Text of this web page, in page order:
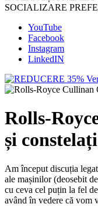
SOCIALIZARE
YouTube
Facebook
Instagram
LinkedIN
Rolls-
și
Am început discuția
ale mașinilor (deosebit
cu ceva cel puțin la fel
având în vedere că vom